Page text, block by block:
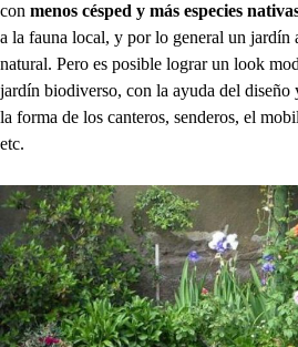
con menos césped y más especies
a la fauna local, y por lo general un jardín
natural. Pero es posible lograr un look
jardín biodiverso, con la ayuda del diseño
la forma de los canteros, senderos, el
etc.